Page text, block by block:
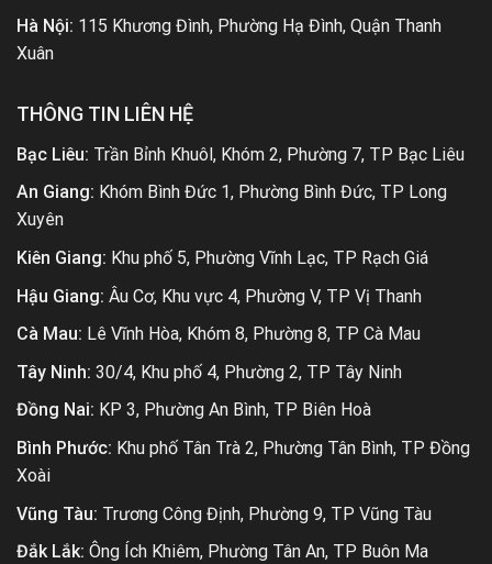
Hà Nội: 115 Khương Đình, Phường Hạ Đình, Quận Thanh
Xuân
THÔNG TIN LIÊN HỆ
Bạc Liêu: Trần Bỉnh Khuôl, Khóm 2, Phường 7, TP Bạc Liêu
An Giang: Khóm Bình Đức 1, Phường Bình Đức, TP Long
Xuyên
Kiên Giang: Khu phố 5, Phường Vĩnh Lạc, TP Rạch Giá
Hậu Giang: Âu Cơ, Khu vực 4, Phường V, TP Vị Thanh
Cà Mau: Lê Vĩnh Hòa, Khóm 8, Phường 8, TP Cà Mau
Tây Ninh: 30/4, Khu phố 4, Phường 2, TP Tây Ninh
Đồng Nai: KP 3, Phường An Bình, TP Biên Hoà
Bình Phước: Khu phố Tân Trà 2, Phường Tân Bình, TP Đồng
Xoài
Vũng Tàu: Trương Công Định, Phường 9, TP Vũng Tàu
Đắk Lắk: Ông Ích Khiêm, Phường Tân An, TP Buôn Ma